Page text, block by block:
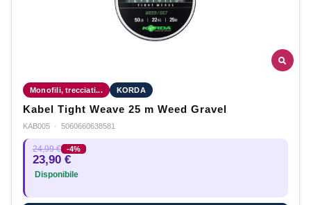
Monofili, trecciati... KORDA
Kabel Tight Weave 25 m Weed Gravel
KAB005 · 5060660638581
24,99 € -4%
23,90 €
Disponibile